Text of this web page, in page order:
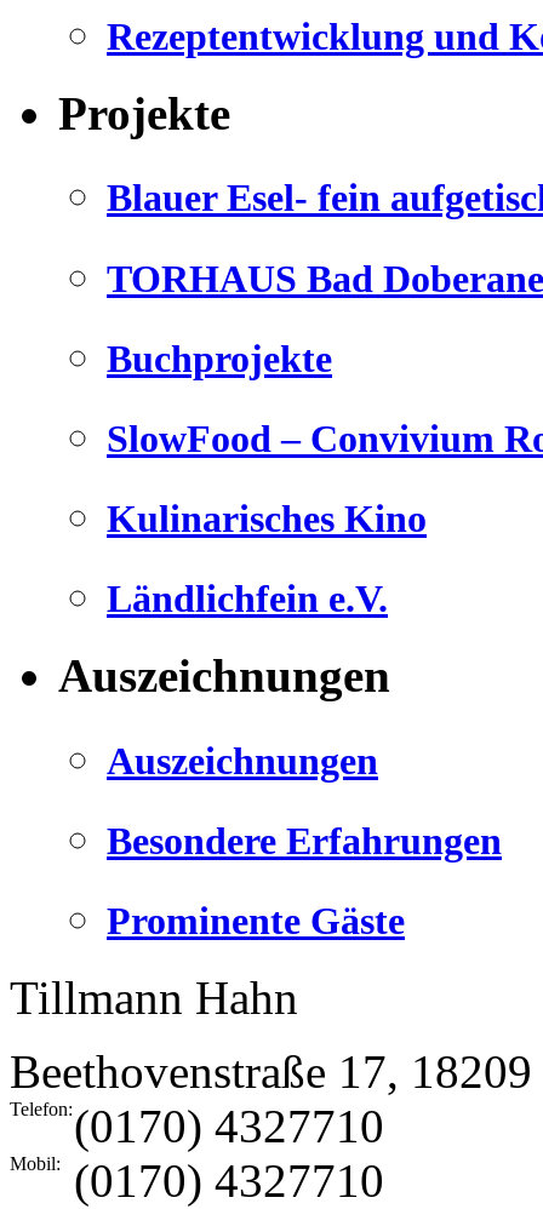
Rezeptentwicklung und
Projekte
Blauer Esel- fein
TORHAUS Bad
Buchprojekte
SlowFood – Convivium
Kulinarisches Kino
Ländlichfein e.V.
Auszeichnungen
Auszeichnungen
Besondere Erfahrungen
Prominente Gäste
Tillmann Hahn
Beethovenstraße 17, 18209
Telefon:(0170) 4327710
Mobil: (0170) 4327710